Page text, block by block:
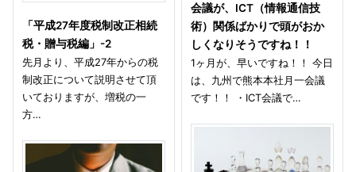
「平成27年度税制改正相続
税・贈与税編」-2
先月より、平成27年からの税
制改正について説明させて頂
いておりますが、増税の一
方…
会議が、ICT（情報通信技
術）関係ばかりで頭がおか
しくなりそうですね！！
1ヶ月が、早いですね！！ 今日
は、九州で熊本本社月一会議
です！！ ・ICT会議で…